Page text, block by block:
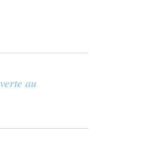
au